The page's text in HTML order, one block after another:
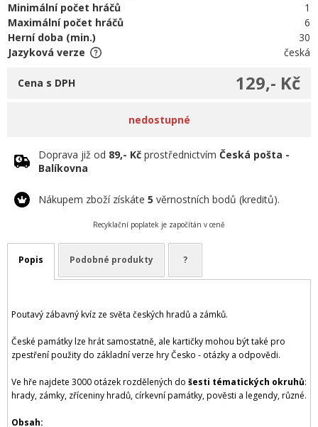
Minimální počet hráčů
1
Maximální počet hráčů
6
Herní doba (min.)
30
Jazyková verze
česká
129,- Kč
Cena s DPH
nedostupné
Doprava již od 89,- Kč prostřednictvím Česká pošta -
Balíkovna
Nákupem zboží získáte 5 věrnostních bodů (kreditů).
Recyklační poplatek je započítán v ceně
Popis Podobné produkty ?
Poutavý zábavný kvíz ze světa českých hradů a zámků.
České památky lze hrát samostatně, ale kartičky mohou být také pro
zpestření použity do základní verze hry Česko - otázky a odpovědi.
Ve hře najdete 3000 otázek rozdělených do šesti tématických okruhů:
hrady, zámky, zříceniny hradů, církevní památky, pověsti a legendy, různé.
Obsah: